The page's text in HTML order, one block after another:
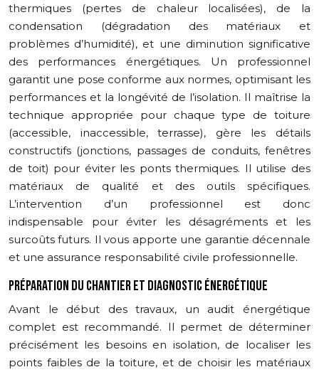
thermiques (pertes de chaleur localisées), de la
condensation (dégradation des matériaux et
problèmes d’humidité), et une diminution significative
des performances énergétiques. Un professionnel
garantit une pose conforme aux normes, optimisant les
performances et la longévité de l’isolation. Il maîtrise la
technique appropriée pour chaque type de toiture
(accessible, inaccessible, terrasse), gère les détails
constructifs (jonctions, passages de conduits, fenêtres
de toit) pour éviter les ponts thermiques. Il utilise des
matériaux de qualité et des outils spécifiques.
L’intervention d’un professionnel est donc
indispensable pour éviter les désagréments et les
surcoûts futurs. Il vous apporte une garantie décennale
et une assurance responsabilité civile professionnelle.
PRÉPARATION DU CHANTIER ET DIAGNOSTIC ÉNERGÉTIQUE
Avant le début des travaux, un audit énergétique
complet est recommandé. Il permet de déterminer
précisément les besoins en isolation, de localiser les
points faibles de la toiture, et de choisir les matériaux